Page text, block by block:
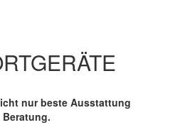
nur beste Ausstattung